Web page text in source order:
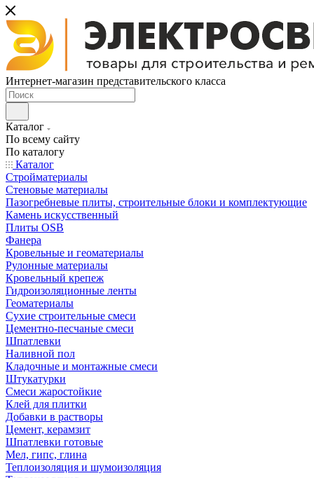
Интернет-магазин представительского класса
Каталог
По всему сайту
По каталогу
Каталог
Стройматериалы
Стеновые материалы
Пазогребневые плиты, строительные блоки и комплектующие
Камень искусственный
Плиты OSB
Фанера
Кровельные и геоматериалы
Рулонные материалы
Кровельный крепеж
Гидроизоляционные ленты
Геоматериалы
Сухие строительные смеси
Цементно-песчаные смеси
Шпатлевки
Наливной пол
Кладочные и монтажные смеси
Штукатурки
Смеси жаростойкие
Клей для плитки
Добавки в растворы
Цемент, керамзит
Шпатлевки готовые
Мел, гипс, глина
Теплоизоляция и шумоизоляция